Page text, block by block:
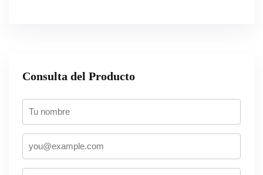
Consulta del Producto